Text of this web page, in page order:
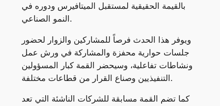
بالقيمة الحقيقية لمستقبل الميتافيرس ودوره في
النمو الصناعي.
ويوفر هذا الحدث فرصاً للمشاركين والزوار لحضور
جلسات حوارية محفزة والمشاركة في ورش عمل
ونشاطات تفاعلية، وسيحضر القمة كبار المسؤولين
التنفيذيين وصناع القرار من قطاعات مختلفة.
كما تضم القمة مسابقة للشركات الناشئة التي تعد